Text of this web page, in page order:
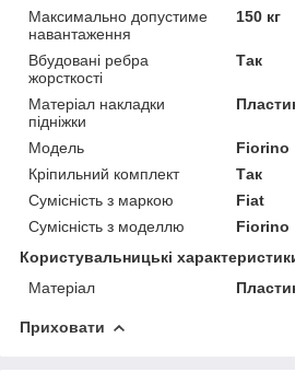
Максимально допустиме
навантаження
150 кг
Вбудовані ребра
жорсткості
Так
Матеріал накладки
підніжки
Модель
Fiorino
Кріпильний комплект
Так
Сумісність з маркою
Fiat
Сумісність з моделлю
Fiorino
Користувальницькі
Матеріал
Приховати